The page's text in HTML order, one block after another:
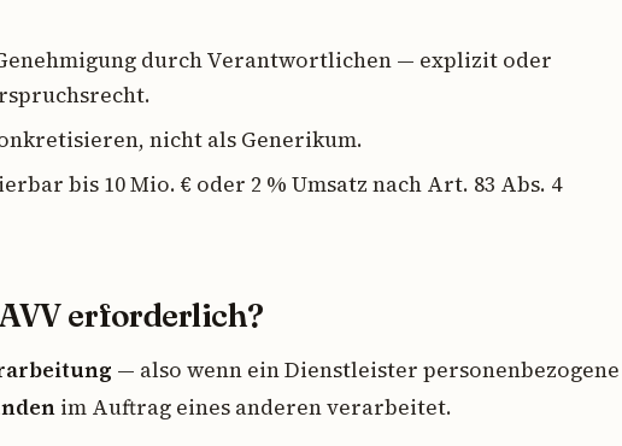
durch Verantwortlichen — explizit oder
nicht als Generikum.
bis 10 Mio. € oder 2 % Umsatz nach Art. 83 Abs. 4
erforderlich?
— also wenn ein Dienstleister personenbezogene
im Auftrag eines anderen verarbeitet.